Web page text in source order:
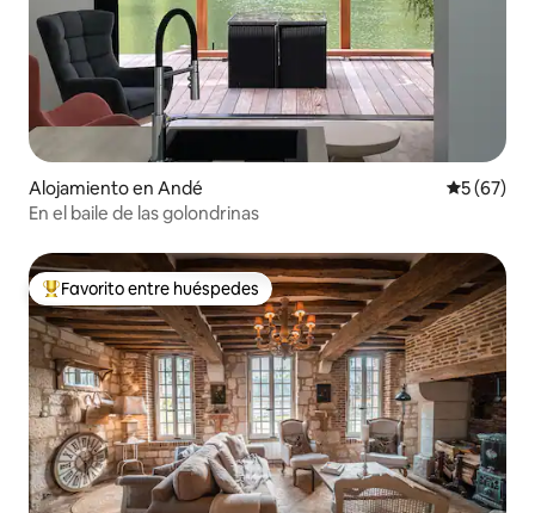
Alojamiento en Andé
5 (67)
En el baile de las golondrinas
Favorito entre huéspedes preferido
Favorito entre huéspedes